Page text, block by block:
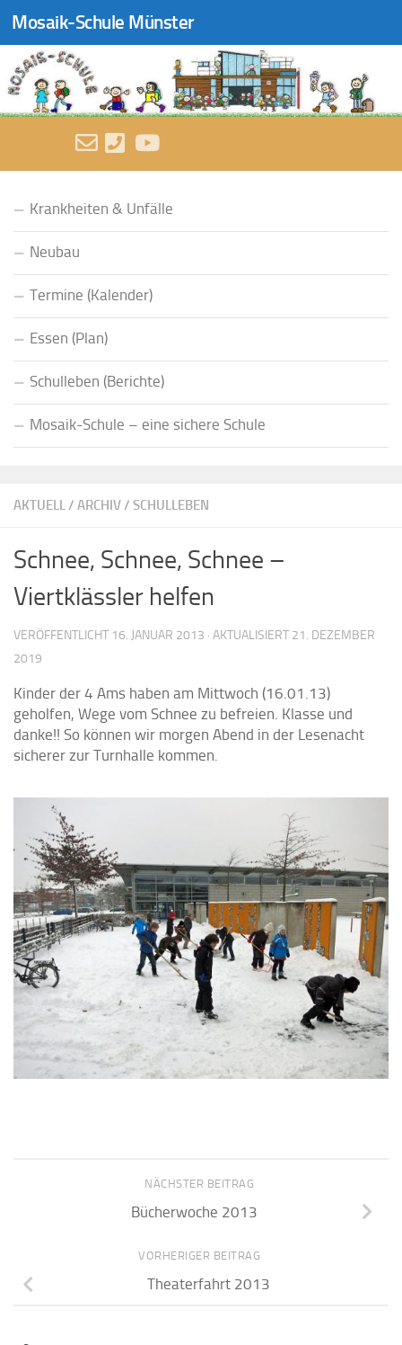
Zum Inhalt springen
Mosaik-Schule Münster
AKTUELL/ ARCHIV/ SCHULLEBEN
Schnee, Schnee, Schnee –
Viertklässler helfen
VERÖFFENTLICHT 16. JANUAR 2013 · AKTUALISIERT 21. DEZEMBER
2019
Kinder der 4 Ams haben am Mittwoch (16.01.13)
geholfen, Wege vom Schnee zu befreien. Klasse und
danke!! So können wir morgen Abend in der Lesenacht
sicherer zur Turnhalle kommen.
NÄCHSTER BEITRAG
Bücherwoche 2013
VORHERIGER BEITRAG
Theaterfahrt 2013
Krankheiten & Unfälle
Neubau
Termine (Kalender)
Essen (Plan)
Schulleben (Berichte)
Mosaik-Schule – eine sichere Schule